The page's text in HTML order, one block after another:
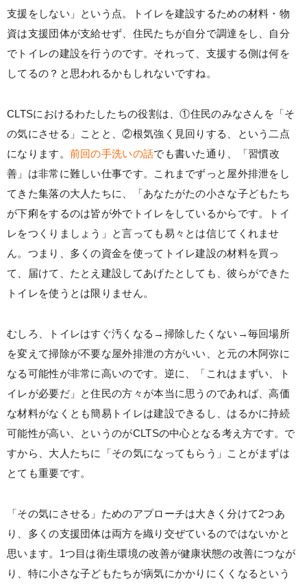
支援をしない」という点。トイレを建設するための材料・物
資は支援団体が支給せず、住民たちが自分で調達をし、自分
でトイレの建設を行うのです。それって、支援する側は何を
してるの？と思われるかもしれないですね。
CLTSにおけるわたしたちの役割は、①住民のみなさんを「そ
の気にさせる」ことと、②根気強く見回りする、という二点
になります。 前回の手洗いの話でも書いた通り、「習慣改
善」は非常に難しい仕事です。これまでずっと屋外排泄をし
てきた集落の大人たちに、「あなたがたの小さな子どもたち
が下痢をするのは皆が外でトイレをしているからです。トイ
レをつくりましょう」と言っても易々とは信じてくれませ
ん。つまり、多くの資金を使ってトイレ建設の材料を買っ
て、届けて、たとえ建設してあげたとしても、彼らができた
トイレを使うとは限りません。
むしろ、トイレはすぐ汚くなる→掃除したくない→毎回場所
を変えて掃除が不要な屋外排泄の方がいい、と元の木阿弥に
なる可能性が非常に高いのです。逆に、「これはまずい、ト
イレが必要だ」と住民の方々が本当に思うのであれば、高価
な材料がなくとも簡易トイレは建設できるし、はるかに持続
可能性が高い、というのがCLTSの中心となる考え方です。で
すから、大人たちに「その気になってもらう」ことがまずは
とても重要です。
「その気にさせる」ためのアプローチは大きく分けて2つあ
り、多くの支援団体は両方を織り交ぜているのではないかと
思います。1つ目は衛生環境の改善が健康状態の改善につなが
り、特に小さな子どもたちが病気にかかりにくくなるという